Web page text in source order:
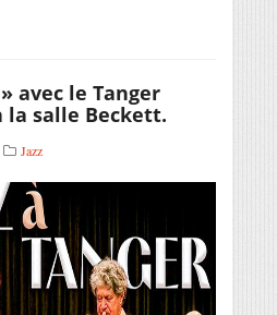
avec le Tanger
salle Beckett.
Jazz